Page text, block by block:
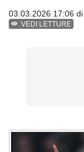
03.03.2026 17:06 di
VEDI LETTURE